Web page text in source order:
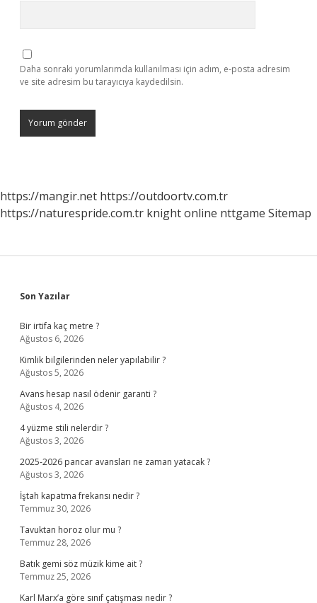
Daha sonraki yorumlarımda kullanılması için adım, e-posta adresim
ve site adresim bu tarayıcıya kaydedilsin.
https://mangir.net https://outdoortv.com.tr
https://naturespride.com.tr knight online nttgame Sitemap
Sidebar
Son Yazılar
Bir irtifa kaç metre ?
Ağustos 6, 2026
Kimlik bilgilerinden neler yapılabilir ?
Ağustos 5, 2026
Avans hesap nasıl ödenir garanti ?
Ağustos 4, 2026
4 yüzme stili nelerdir ?
Ağustos 3, 2026
2025-2026 pancar avansları ne zaman yatacak ?
Ağustos 3, 2026
İştah kapatma frekansı nedir ?
Temmuz 30, 2026
Tavuktan horoz olur mu ?
Temmuz 28, 2026
Batık gemi söz müzik kime ait ?
Temmuz 25, 2026
Karl Marx’a göre sınıf çatışması nedir ?